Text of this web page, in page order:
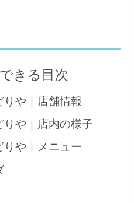
きる目次
や｜店舗情報
や｜店内の様子
りや｜メニュー